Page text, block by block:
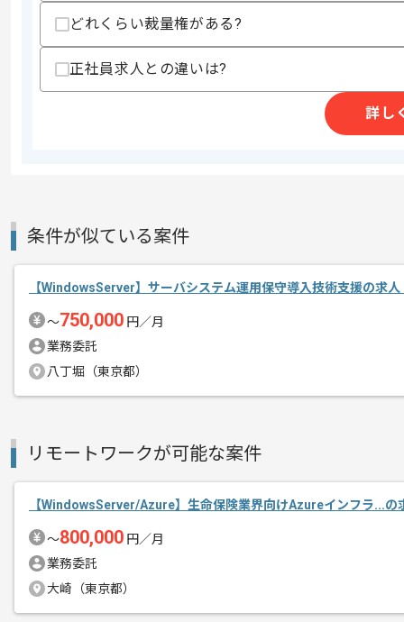
その他募集要項
商談回数
1回
募集人数
2026/05/15
今回はITホワイトペーパー作成支援案
どれくらい裁量権がある?
正社員求人との違いは?
詳し
条件が似ている案件
【WindowsServer】サーバシステム運用保守導入技術支援の求人
〜750,000 円／月
業務委託
八丁堀（東京都）
リモートワークが可能な案件
【WindowsServer/Azure】生命保険業界向けAzureインフラ...の
〜800,000 円／月
業務委託
大崎（東京都）